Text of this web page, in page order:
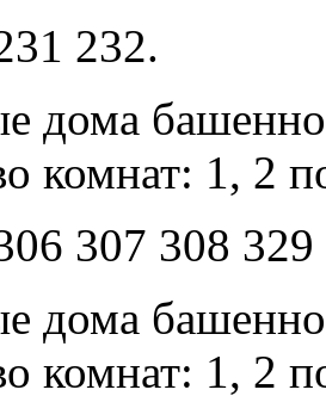
232.
дома
комнат: 1, 2
307 308
дома
комнат: 1, 2